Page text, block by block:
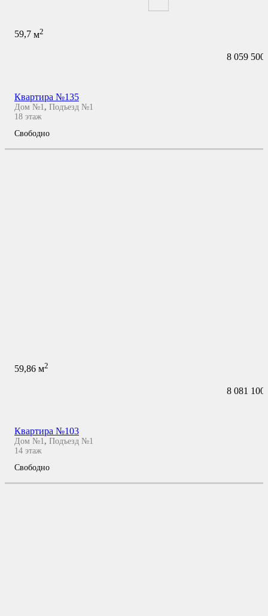
59,7 м2
8 059 500
Квартира №135
Дом №1, Подъезд №1
18 этаж
Свободно
59,86 м2
8 081 100
Квартира №103
Дом №1 , Подъезд №1
14 этаж
Свободно